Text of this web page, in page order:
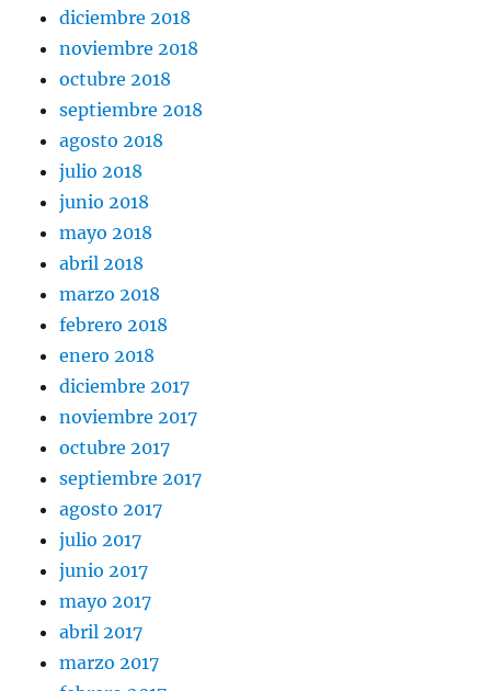
diciembre 2018
noviembre 2018
octubre 2018
septiembre 2018
agosto 2018
julio 2018
junio 2018
mayo 2018
abril 2018
marzo 2018
febrero 2018
enero 2018
diciembre 2017
noviembre 2017
octubre 2017
septiembre 2017
agosto 2017
julio 2017
junio 2017
mayo 2017
abril 2017
marzo 2017